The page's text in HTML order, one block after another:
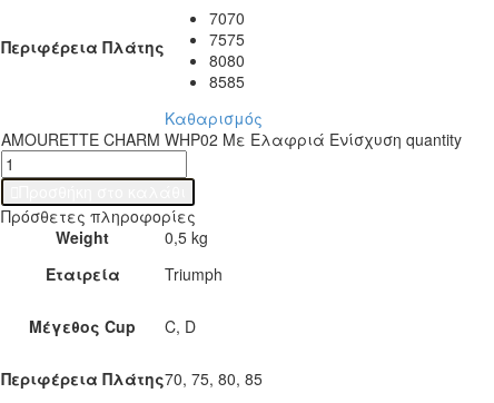
Περιφέρεια Πλάτης
7070
7575
8080
8585
Καθαρισμός
AMOURETTE CHARM WHP02 Με Ελαφριά Ενίσχυση quantity
Πρόσθετες πληροφορίες
Weight
0,5 kg
Εταιρεία
Triumph
Μέγεθος Cup C, D
Περιφέρεια Πλάτης70, 75, 80, 85